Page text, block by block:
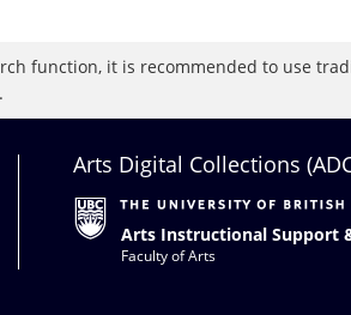
function, it is recommended to use
Arts Digital Collections
Arts Instructional Support
Faculty of Arts